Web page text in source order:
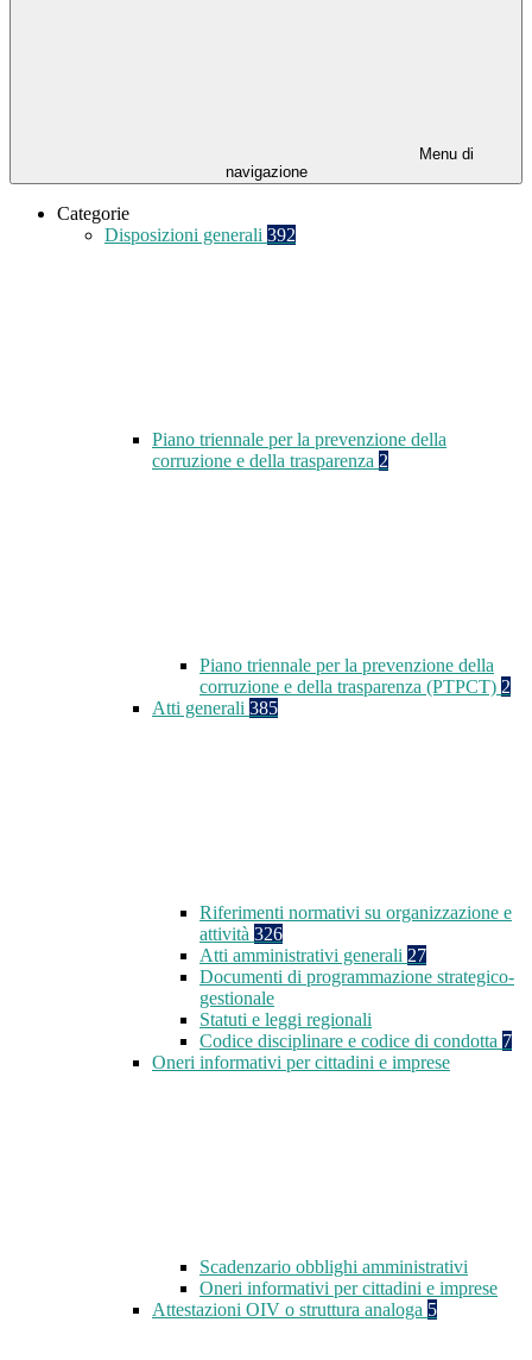
Menu di
navigazione
Categorie
Disposizioni generali 392
Piano triennale per la prevenzione della
corruzione e della trasparenza 2
Piano triennale per la prevenzione della
corruzione e della trasparenza (PTPCT) 2
Atti generali 385
Riferimenti normativi su organizzazione e
attività 326
Atti amministrativi generali 27
Documenti di programmazione strategico-
gestionale
Statuti e leggi regionali
Codice disciplinare e codice di condotta 7
Oneri informativi per cittadini e imprese
Scadenzario obblighi amministrativi
Oneri informativi per cittadini e imprese
Attestazioni OIV o struttura analoga 5